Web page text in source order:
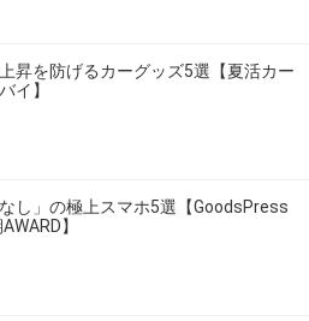
昇を防げるカーグッズ5選【夏活カー
イ】
なし」の極上スマホ5選【GoodsPress
】